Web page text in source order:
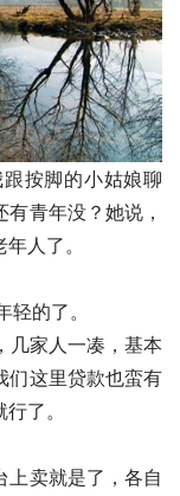
按脚的小姑娘聊
青年没？她说，
人了。
的了。
几家人一凑，基本
们这里贷款也蛮有
了。
上卖就是了，各自